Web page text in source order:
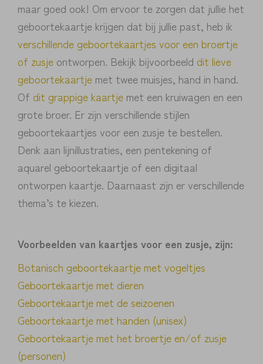
maar goed ook! Om ervoor te zorgen dat jullie het
geboortekaartje krijgen dat bij jullie past, heb ik
verschillende geboortekaartjes voor een broertje
of zusje ontworpen. Bekijk bijvoorbeeld dit lieve
geboortekaartje met twee muisjes, hand in hand.
Of dit grappige kaartje met een kruiwagen en een
grote broer. Er zijn verschillende stijlen
geboortekaartjes voor een zusje te bestellen.
Denk aan lijnillustraties, een pentekening of
aquarel geboortekaartje of een digitaal
ontworpen kaartje. Daarnaast zijn er verschillende
thema’s te kiezen.
Voorbeelden van kaartjes voor een zusje, zijn:
Botanisch geboortekaartje met vogeltjes
Geboortekaartje met dieren
Geboortekaartje met de seizoenen
Geboortekaartje met handen (unisex)
Geboortekaartje met het broertje en/of zusje
(personen)